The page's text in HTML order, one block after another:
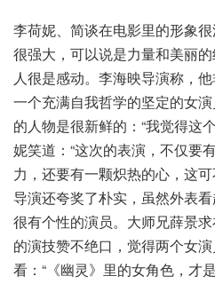
李荷妮、简谈在电影里的形象
很强大，可以说是力量和美丽
人很是感动。李海映导演称，
一个充满自我哲学的坚定的女
的人物是很新鲜的：“我觉得这
妮笑道：“这次的表演，不仅要
力，还要有一颗炽热的心，这可
导演还夸奖了朴实，虽然外表
很有个性的演员。大师兄薛景
的演技赞不绝口，觉得两个女
看：“《幽灵》里的女角色，才